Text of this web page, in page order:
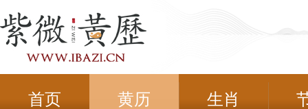
首页 黄历 生肖